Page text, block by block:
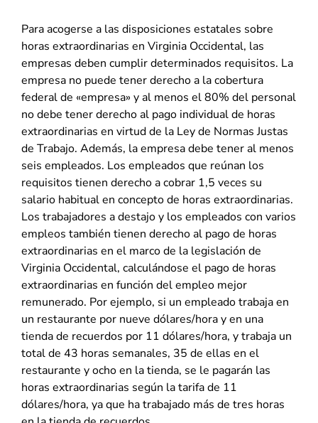
Para acogerse a las disposiciones estatales sobre
horas extraordinarias en Virginia Occidental, las
empresas deben cumplir determinados requisitos. La
empresa no puede tener derecho a la cobertura
federal de «empresa» y al menos el 80% del personal
no debe tener derecho al pago individual de horas
extraordinarias en virtud de la Ley de Normas Justas
de Trabajo. Además, la empresa debe tener al menos
seis empleados. Los empleados que reúnan los
requisitos tienen derecho a cobrar 1,5 veces su
salario habitual en concepto de horas extraordinarias.
Los trabajadores a destajo y los empleados con varios
empleos también tienen derecho al pago de horas
extraordinarias en el marco de la legislación de
Virginia Occidental, calculándose el pago de horas
extraordinarias en función del empleo mejor
remunerado. Por ejemplo, si un empleado trabaja en
un restaurante por nueve dólares/hora y en una
tienda de recuerdos por 11 dólares/hora, y trabaja un
total de 43 horas semanales, 35 de ellas en el
restaurante y ocho en la tienda, se le pagarán las
horas extraordinarias según la tarifa de 11
dólares/hora, ya que ha trabajado más de tres horas